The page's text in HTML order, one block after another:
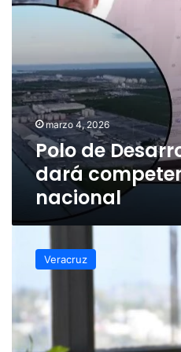
marzo 4, 2026
Polo de
dará
nacional
tienen
de
intención
para
empresas
Veracruz